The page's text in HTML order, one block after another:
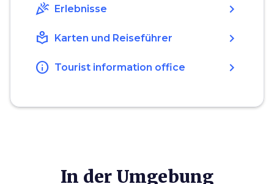
celebration Erlebnisse chevron_right
local_library Karten und Reiseführer chevron_right
info Tourist information office chevron_right
In der Umgebung